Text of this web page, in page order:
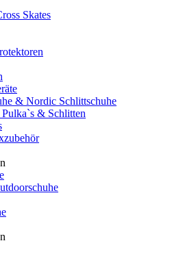
Skates
& Nordic Schlittschuhe
& Schlitten